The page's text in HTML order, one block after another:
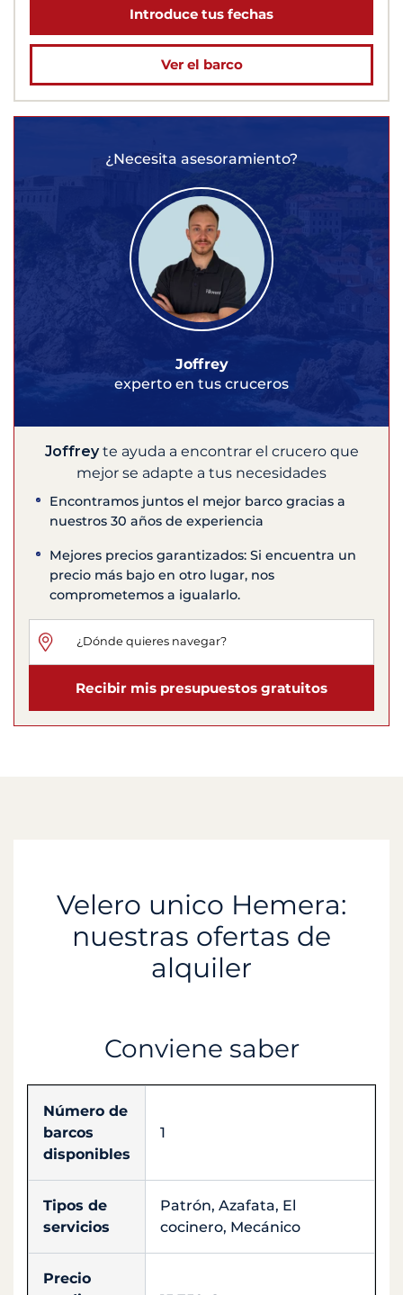
Introduce tus fechas
Ver el barco
¿Necesita asesoramiento?
Joffrey
experto en tus cruceros
Joffreyte ayuda a encontrar el crucero que
mejor se adapte a tus necesidades
Encontramos juntos el mejor barco gracias a
nuestros 30 años de experiencia
Mejores precios garantizados: Si encuentra un
precio más bajo en otro lugar, nos
comprometemos a igualarlo.
Recibir mis presupuestos gratuitos
Velero unico Hemera:
nuestras ofertas de
alquiler
Conviene saber
Número de
barcos
disponibles
1
Tipos de
servicios
Patrón, Azafata, El
cocinero, Mecánico
Precio